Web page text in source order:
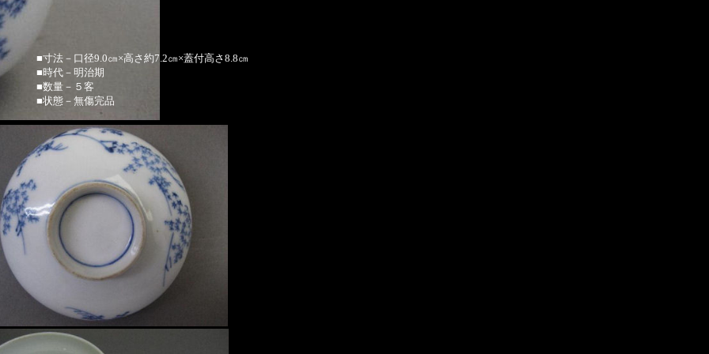
■寸法－口径9.0㎝×高さ約7.2㎝×蓋付高さ8.8㎝
■時代－明治期
■数量－５客
■状態－無傷完品